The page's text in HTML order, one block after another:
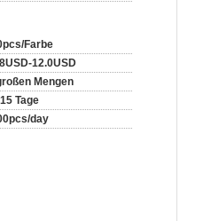
Farbe
12.0USD
Mengen
Tage
day